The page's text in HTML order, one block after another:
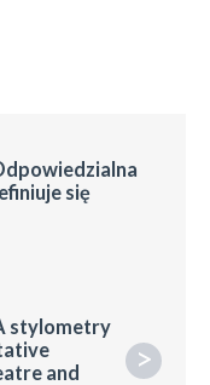
się
>
stylometry
and